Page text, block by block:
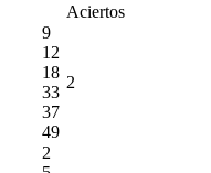
Aciertos
9
12
18
33
37
49
2
2